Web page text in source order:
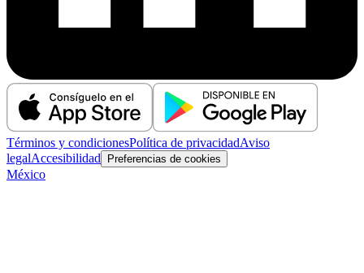
Términos y condicionesPolítica de privacidadAviso
legalAccesibilidad Preferencias de cookies
México